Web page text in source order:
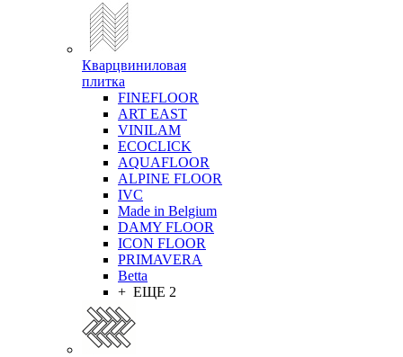
Кварцвиниловая
плитка
FINEFLOOR
ART EAST
VINILAM
ECOCLICK
AQUAFLOOR
ALPINE FLOOR
IVC
Made in Belgium
DAMY FLOOR
ICON FLOOR
PRIMAVERA
Betta
+ ЕЩЕ 2